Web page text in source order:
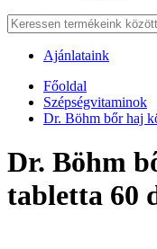
Ajánlataink
Főoldal
Szépségvitaminok
Dr. Böhm bőr haj
Dr. Böhm
tabletta 60